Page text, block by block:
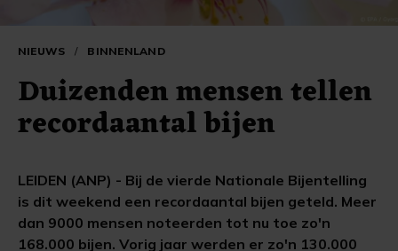
NIEUWS / BINNENLAND
Duizenden mensen tellen
recordaantal bijen
LEIDEN (ANP) - Bij de vierde Nationale Bijentelling
is dit weekend een recordaantal bijen geteld. Meer
dan 9000 mensen noteerden tot nu toe zo'n
168.000 bijen. Vorig jaar werden er zo'n 130.000